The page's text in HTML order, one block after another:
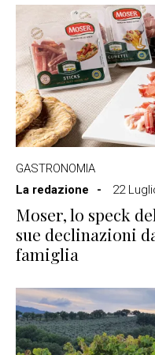
GASTRONOMIA
La redazione
22
Moser, lo speck
sue declinazioni
famiglia